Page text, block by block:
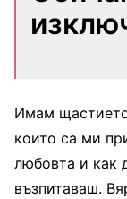
Имам
които са ми
любовта и как
възпитаваш.